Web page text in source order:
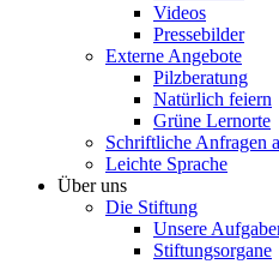
Videos
Pressebilder
Externe Angebote
Pilzberatung
Natürlich feiern
Grüne Lernorte
Schriftliche Anfragen
Leichte Sprache
Über uns
Die Stiftung
Unsere
Stiftungsorgane